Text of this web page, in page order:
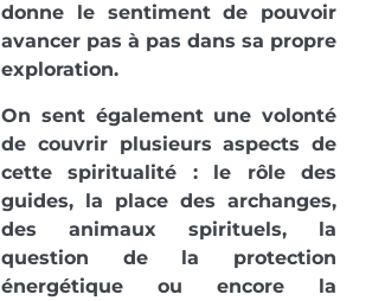
donne le sentiment de pouvoir
avancer pas à pas dans sa propre
exploration.
On sent également une volonté
de couvrir plusieurs aspects de
cette spiritualité : le rôle des
guides, la place des archanges,
des animaux spirituels, la
question de la protection
énergétique ou encore la